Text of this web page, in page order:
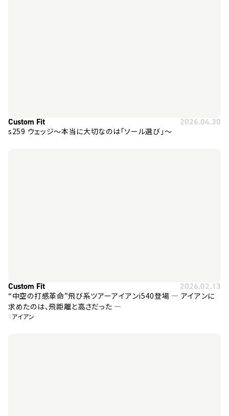
Custom Fit 2026.04.30
s259 ウェッジ～本当に大切なのは「ソール選び」～
Custom Fit 2026.02.13
“中空の打感革命”飛び系ツアーアイアンi540登場 ― アイアンに
求めたのは、飛距離と高さだった ―
#アイアン